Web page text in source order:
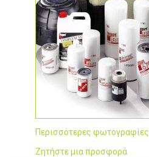
Περισσότερες φωτογραφίες
Ζητήστε μια προσφορά